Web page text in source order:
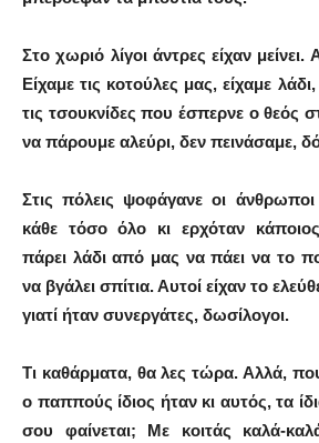
Στο χωριό λίγοι άντρες είχαν
Είχαμε τις κοτούλες μας, είχαμε
τις τσουκνίδες που έσπερνε ο θεός
να πάρουμε αλεύρι, δεν πεινάσαμε,
Στις πόλεις ψοφάγανε οι
κάθε τόσο όλο κι ερχόταν
πάρει λάδι από μας να πάει να το
να βγάλει σπίτια. Αυτοί είχαν το
γιατί ήταν συνεργάτες, δωσίλογοι.
Τι καθάρματα, θα λες τώρα. Αλλά, που
ο παππούς ίδιος ήταν κι αυτός, τα
σου φαίνεται; Με κοιτάς καλά-